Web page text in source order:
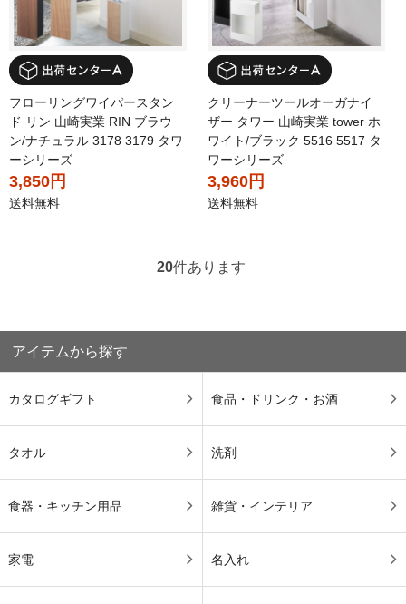
フローリングワイパースタン
ド リン 山崎実業 RIN ブラウ
ン/ナチュラル 3178 3179 タワ
ーシリーズ
3,850円
送料無料
クリーナーツールオーガナイ
ザー タワー 山崎実業 tower ホ
ワイト/ブラック 5516 5517 タ
ワーシリーズ
3,960円
送料無料
20件あります
アイテムから探す
カタログギフト 食品・ドリンク・お酒
タオル 洗剤
食器・キッチン用品 雑貨・インテリア
家電 名入れ